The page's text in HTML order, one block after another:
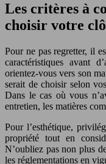
Les critères à
choisir votre
Pour ne pas regretter, il
caractéristiques avant
orientez-vous vers son
serait de choisir selon
Dans le cas où vous
entretien, les matières
Pour l’esthétique,
propriété tout en
N’oubliez pas non plus
les réglementations en